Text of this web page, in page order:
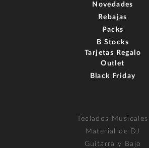
Novedades
Rebajas
Packs
B Stocks
Tarjetas Regalo
Outlet
Black Friday
Teclados Musicales
Material de DJ
Guitarra y Bajo